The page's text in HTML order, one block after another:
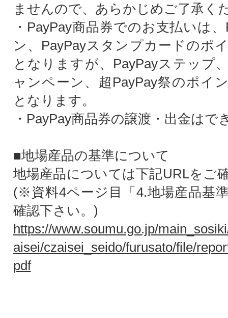
ませんので、あらかじめご了承く
・PayPay商品券でのお支払いは
ン、PayPayスタンプカードのポ
となりますが、PayPayステップ
ャンペーン、超PayPay祭のポイ
となります。
・PayPay商品券の譲渡・出金はで
■地場産品の基準について
地場産品については下記URLをご
(※資料4ページ目「4.地場産品基
確認下さい。)
https://www.soumu.go.jp/
aisei/czaisei_seido/furusato/file/
pdf